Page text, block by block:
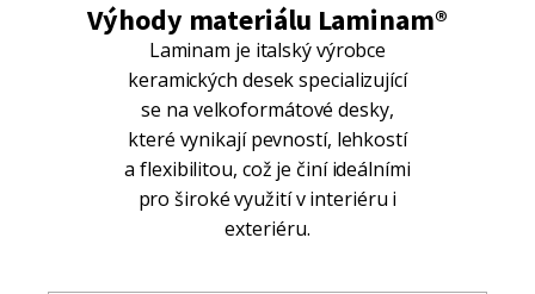
Výhody materiálu Laminam®
Laminam je italský výrobce
keramických desek specializující
se na velkoformátové desky,
které vynikají pevností, lehkostí
a flexibilitou, což je činí ideálními
pro široké využití v interiéru i
exteriéru.